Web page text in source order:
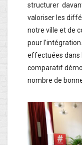
structurer
valoriser les
notre ville et de
pour
effectuées dans
comparatif
nombre de